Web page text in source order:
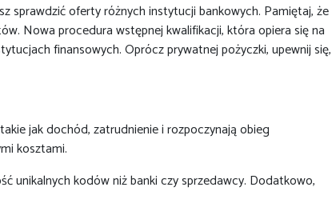
sprawdzić oferty różnych instytucji bankowych. Pamiętaj, że
Nowa procedura wstępnej kwalifikacji, która opiera się na
finansowych. Oprócz prywatnej pożyczki, upewnij się,
jak dochód, zatrudnienie i rozpoczynają obieg
kosztami.
unikalnych kodów niż banki czy sprzedawcy. Dodatkowo,